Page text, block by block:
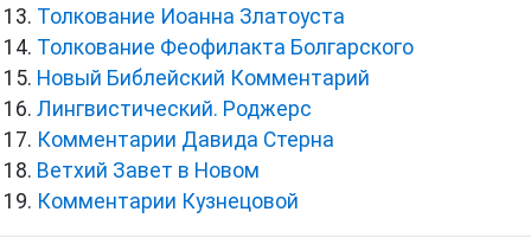
Толкование Иоанна Златоуста
Толкование Феофилакта Болгарского
Новый Библейский Комментарий
Лингвистический. Роджерс
Комментарии Давида Стерна
Ветхий Завет в Новом
Комментарии Кузнецовой